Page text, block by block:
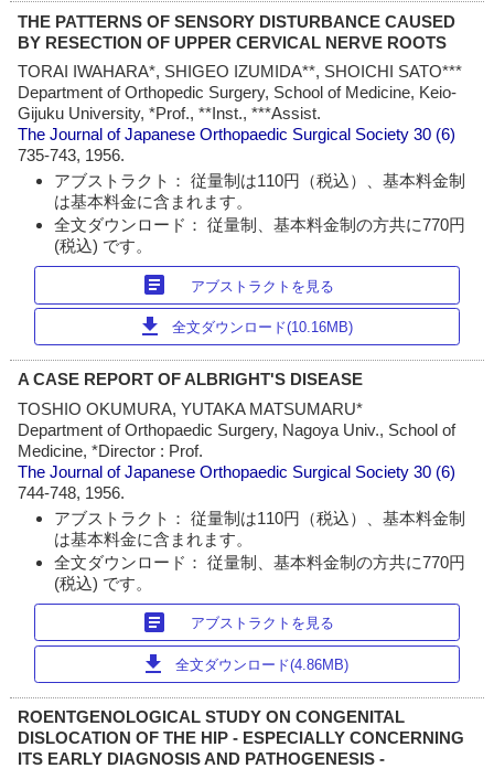
THE PATTERNS OF SENSORY DISTURBANCE CAUSED
BY RESECTION OF UPPER CERVICAL NERVE ROOTS
TORAI IWAHARA*, SHIGEO IZUMIDA**, SHOICHI SATO***
Department of Orthopedic Surgery, School of Medicine, Keio-
Gijuku University, *Prof., **Inst., ***Assist.
The Journal of Japanese Orthopaedic Surgical Society 30 (6)
735-743, 1956.
アブストラクト： 従量制は110円（税込）、基本料金制
は基本料金に含まれます。
全文ダウンロード： 従量制、基本料金制の方共に770円
(税込) です。
article アブストラクトを見る
download 全文ダウンロード(10.16MB)
A CASE REPORT OF ALBRIGHT'S DISEASE
TOSHIO OKUMURA, YUTAKA MATSUMARU*
Department of Orthopaedic Surgery, Nagoya Univ., School of
Medicine, *Director : Prof.
The Journal of Japanese Orthopaedic Surgical Society 30 (6)
744-748, 1956.
アブストラクト： 従量制は110円（税込）、基本料金制
は基本料金に含まれます。
全文ダウンロード： 従量制、基本料金制の方共に770円
(税込) です。
article アブストラクトを見る
download 全文ダウンロード(4.86MB)
ROENTGENOLOGICAL STUDY ON CONGENITAL
DISLOCATION OF THE HIP - ESPECIALLY CONCERNING
ITS EARLY DIAGNOSIS AND PATHOGENESIS -